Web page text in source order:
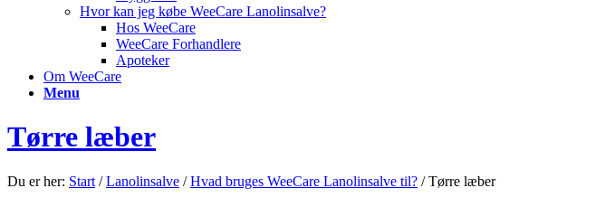
Hvor kan jeg købe WeeCare Lanolinsalve?
Hos WeeCare
WeeCare Forhandlere
Apoteker
Om WeeCare
Menu
Tørre læber
Du er her: Start / Lanolinsalve / Hvad bruges WeeCare Lanolinsalve til? / Tørre læber